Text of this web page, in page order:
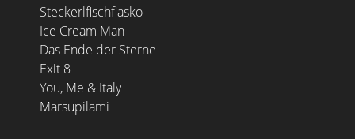
Steckerlfischfiasko
Ice Cream Man
Das Ende der Sterne
Exit 8
You, Me & Italy
Marsupilami